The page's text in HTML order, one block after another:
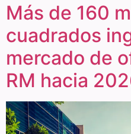
Más de 160
cuadrados
mercado de
RM hacia